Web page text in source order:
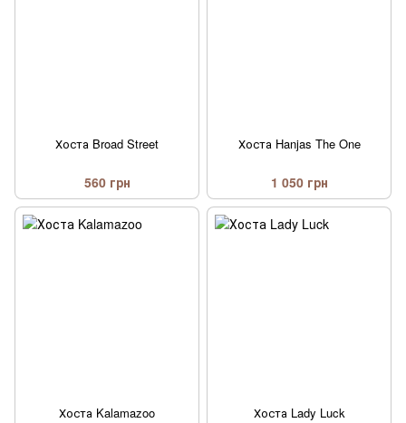
Хоста Broad Street
560 грн
Хоста Hanjas The One
1 050 грн
Хоста Kalamazoo Хоста Lady Luck